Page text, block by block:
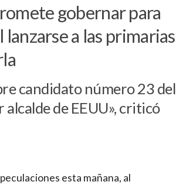
gobernar para
lanzarse a las primarias
candidato número 23 del
de EEUU», criticó
esta mañana, al